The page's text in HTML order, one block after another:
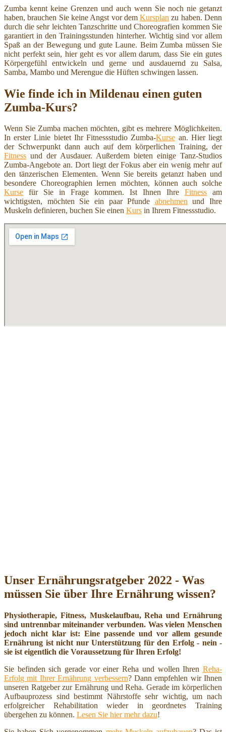
Zumba kennt keine Grenzen und auch wenn Sie noch nie getanzt
haben, brauchen Sie keine Angst vor demKursplan zu haben. Denn
durch die sehr leichten Tanzschritte und Choreografien kommen Sie
garantiert in den Trainingsstunden hinterher. Wichtig sind vor allem
Spaß an der Bewegung und gute Laune. Beim Zumba müssen Sie
nicht perfekt sein, hier geht es vor allem darum, dass Sie ein gutes
Körpergefühl entwickeln und gerne und ausdauernd zu Salsa,
Samba, Mambo und Merengue die Hüften schwingen lassen.
Wie finde ich in Mildenau einen guten
Zumba-Kurs?
Wenn Sie Zumba machen möchten, gibt es mehrere Möglichkeiten.
In erster Linie bietet Ihr Fitnessstudio Zumba-Kurse an. Hier liegt
der Schwerpunkt dann auch auf dem körperlichen Training, der
Fitness und der Ausdauer. Außerdem bieten einige Tanz-Studios
Zumba-Angebote an. Dort liegt der Fokus aber ein wenig mehr auf
den tänzerischen Elementen. Wenn Sie bereits getanzt haben und
besondere Choreographien lernen möchten, können auch solche
Kurse für Sie in Frage kommen. Ist Ihnen Ihre Fitness am
wichtigsten, möchten Sie ein paar Pfunde abnehmenund Ihre
Muskeln definieren, buchen Sie einen Kurs in Ihrem Fitnessstudio.
Unser Ernährungsratgeber 2022 - Was
müssen Sie über Ihre Ernährung wissen?
Physiotherapie, Fitness, Muskelaufbau, Reha und Ernährung
sind untrennbar miteinander verbunden. Was vielen Menschen
jedoch nicht klar ist: Eine passende und vor allem gesunde
Ernährung ist nicht nur Unterstützung für den Erfolg - nein -
sie ist eigentlich die Voraussetzung für Ihren Erfolg!
Sie befinden sich gerade vor einer Reha und wollen Ihren Reha-
Erfolg mit Ihrer Ernährung verbessern? Dann empfehlen wir Ihnen
unseren Ratgeber zur Ernährung und Reha. Gerade im körperlichen
Aufbauprozess sind bestimmt Nährstoffe sehr wichtig, um nach
erfolgreicher Rehabilitation wieder in geordnetes Training
übergehen zu können. Lesen Sie hier mehr dazu!